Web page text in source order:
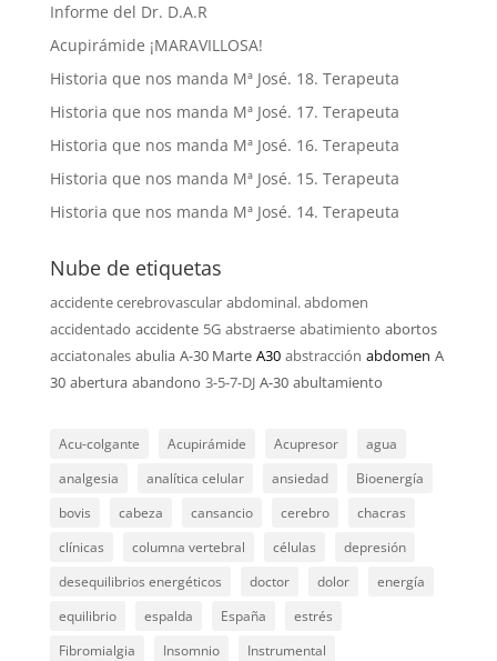
Informe del Dr. D.A.R
Acupirámide ¡MARAVILLOSA!
Historia que nos manda Mª José. 18. Terapeuta
Historia que nos manda Mª José. 17. Terapeuta
Historia que nos manda Mª José. 16. Terapeuta
Historia que nos manda Mª José. 15. Terapeuta
Historia que nos manda Mª José. 14. Terapeuta
Nube de etiquetas
accidente cerebrovascular abdominal. abdomen
accidentado accidente 5G abstraerse abatimiento abortos
acciatonales abulia A-30 Marte A30 abstracción abdomen A
30 abertura abandono 3-5-7-DJ A-30 abultamiento
Acu-colgante Acupirámide Acupresor
agua
analgesia
analítica celular ansiedad
Bioenergía
bovis
cabeza cansancio cerebro
chacras
clínicas
columna vertebral células
depresión
desequilibrios energéticos
doctor dolor
energía
equilibrio
espalda España
estrés
Fibromialgia
Insomnio
Instrumental